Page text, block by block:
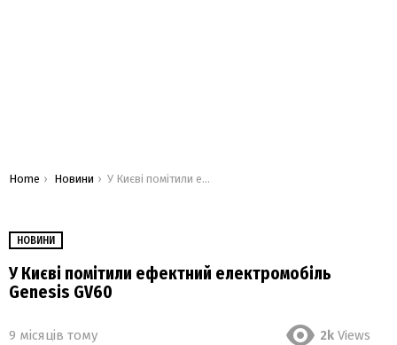
You are here:
Home Новини У Києві помітили ефектний електромобіль Genesis GV60
НОВИНИ
У Києві помітили ефектний електромобіль
Genesis GV60
9 місяців тому 2k Views